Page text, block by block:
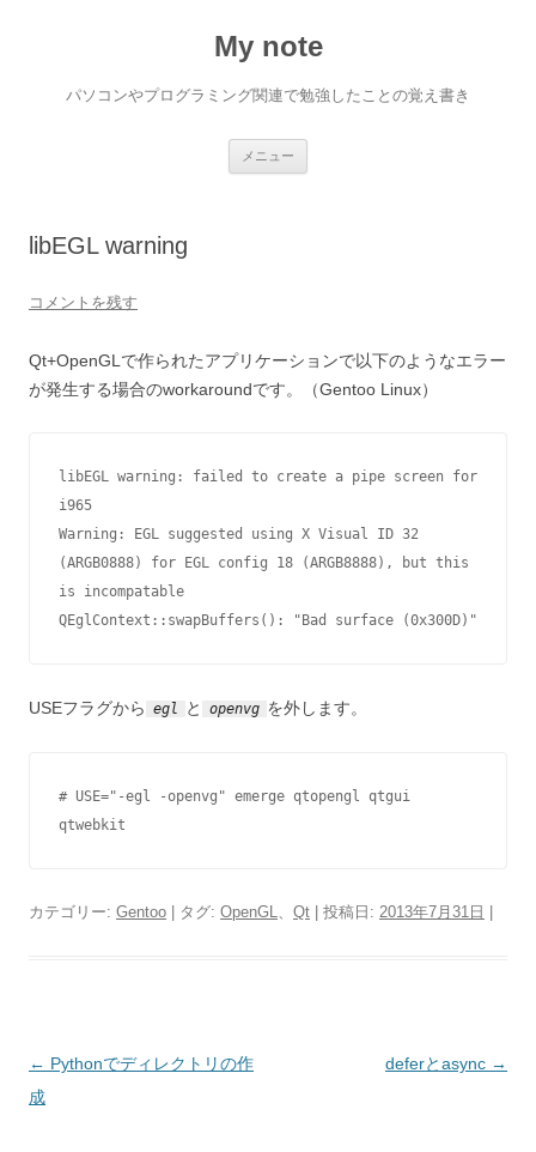
My note
パソコンやプログラミング関連で勉強したことの覚え書き
メニュー
libEGL warning
コメントを残す
Qt+OpenGLで作られたアプリケーションで以下のようなエラー
が発生する場合のworkaroundです。（Gentoo Linux）
libEGL warning: failed to create a pipe screen for
i965
Warning: EGL suggested using X Visual ID 32
(ARGB0888) for EGL config 18 (ARGB8888), but this
is incompatable
QEglContext::swapBuffers(): "Bad surface (0x300D)"
USEフラグから egl と openvg を外します。
# USE="-egl -openvg" emerge qtopengl qtgui
qtwebkit
カテゴリー: Gentoo | タグ: OpenGL、 Qt | 投稿日: 2013年7月31日
投
稿
← Pythonでディレクトリの作
成
deferとasync →